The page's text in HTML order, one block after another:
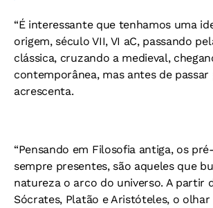
“É interessante que tenhamos uma
origem, século VII, VI aC, passando
clássica, cruzando a medieval,
contemporânea, mas antes de passar
acrescenta.
“Pensando em Filosofia antiga, os
sempre presentes, são aqueles que
natureza o arco do universo. A partir
Sócrates, Platão e Aristóteles, o olhar